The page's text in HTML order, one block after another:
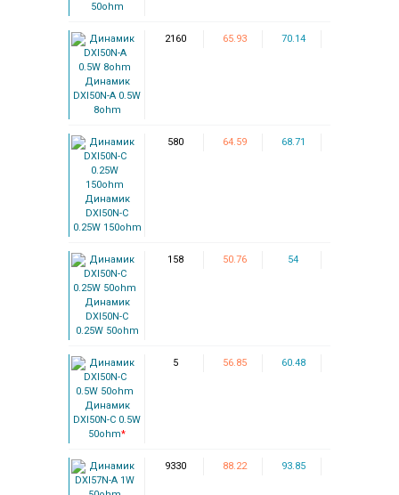
50ohm
Динамик
DXI50N-A 0.5W
8ohm
2160 65.93 70.14
Динамик
DXI50N-C
0.25W 150ohm
580 64.59 68.71
Динамик
DXI50N-C
0.25W 50ohm
158 50.76 54
Динамик
DXI50N-C 0.5W
50ohm*
5 56.85 60.48
9330 88.22 93.85